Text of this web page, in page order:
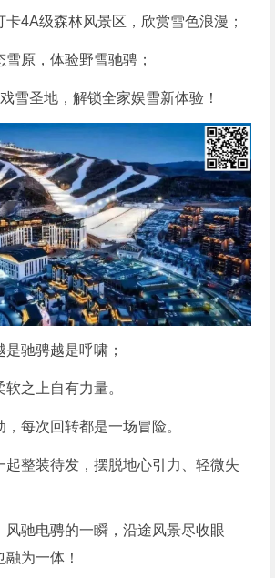
卡4A级森林风景区，欣赏雪色浪漫；
雪原，体验野雪驰骋；
雪圣地，解锁全家娱雪新体验！
是驰骋越是呼啸；
之上自有力量。
每次回转都是一场冒险。
起整装待发，摆脱地心引力、轻微失
风驰电骋的一瞬，沿途风景尽收眼
为一体！